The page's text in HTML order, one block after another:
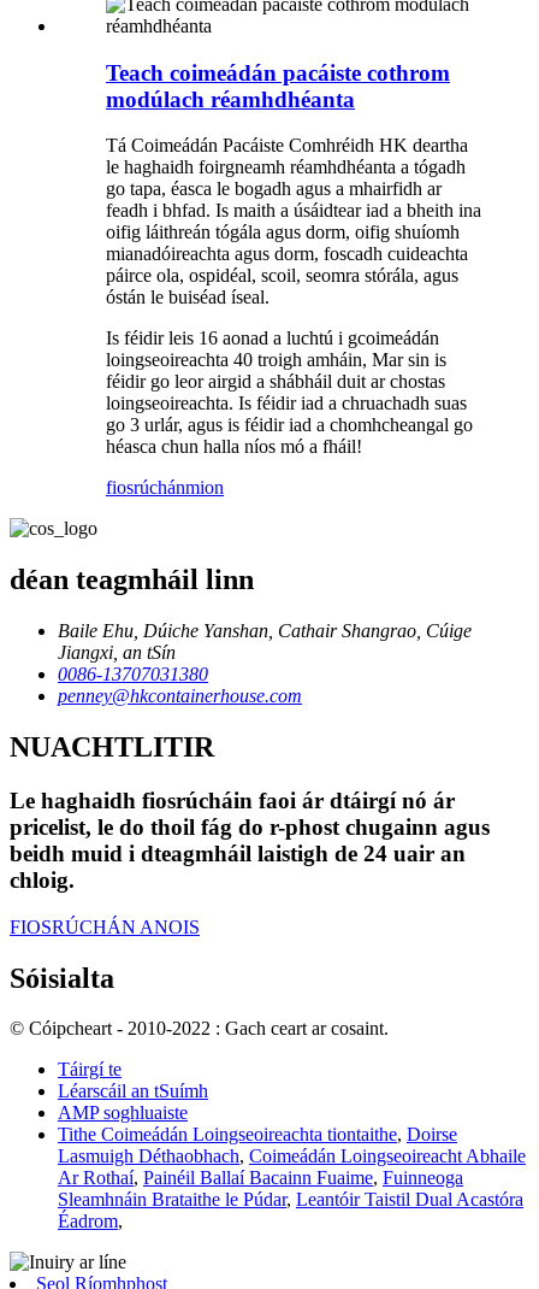
Teach coimeádán pacáiste cothrom
modúlach réamhdhéanta
Tá Coimeádán Pacáiste Comhréidh HK deartha
le haghaidh foirgneamh réamhdhéanta a tógadh
go tapa, éasca le bogadh agus a mhairfidh ar
feadh i bhfad. Is maith a úsáidtear iad a bheith ina
oifig láithreán tógála agus dorm, oifig shuíomh
mianadóireachta agus dorm, foscadh cuideachta
páirce ola, ospidéal, scoil, seomra stórála, agus
óstán le buiséad íseal.
Is féidir leis 16 aonad a luchtú i gcoimeádán
loingseoireachta 40 troigh amháin, Mar sin is
féidir go leor airgid a shábháil duit ar chostas
loingseoireachta. Is féidir iad a chruachadh suas
go 3 urlár, agus is féidir iad a chomhcheangal go
héasca chun halla níos mó a fháil!
fiosrúchánmion
déan teagmháil linn
Baile Ehu, Dúiche Yanshan, Cathair Shangrao, Cúige
Jiangxi, an tSín
0086-13707031380
penney@hkcontainerhouse.com
NUACHTLITIR
Le haghaidh fiosrúcháin faoi ár dtáirgí nó ár
pricelist, le do thoil fág do r-phost chugainn agus
beidh muid i dteagmháil laistigh de 24 uair an
chloig.
FIOSRÚCHÁN ANOIS
Sóisialta
© Cóipcheart - 2010-2022 : Gach ceart ar cosaint.
Táirgí te
Léarscáil an tSuímh
AMP soghluaiste
Tithe Coimeádán Loingseoireachta tiontaithe, Doirse
Lasmuigh Déthaobhach, Coimeádán Loingseoireacht Abhaile
Ar Rothaí, Painéil Ballaí Bacainn Fuaime, Fuinneoga
Sleamhnáin Brataithe le Púdar, Leantóir Taistil Dual Acastóra
Éadrom,
Seol Ríomhphost